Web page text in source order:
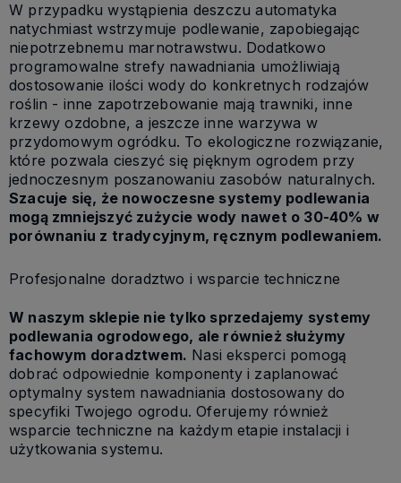
W przypadku wystąpienia deszczu automatyka
natychmiast wstrzymuje podlewanie, zapobiegając
niepotrzebnemu marnotrawstwu. Dodatkowo
programowalne strefy nawadniania umożliwiają
dostosowanie ilości wody do konkretnych rodzajów
roślin - inne zapotrzebowanie mają trawniki, inne
krzewy ozdobne, a jeszcze inne warzywa w
przydomowym ogródku. To ekologiczne rozwiązanie,
które pozwala cieszyć się pięknym ogrodem przy
jednoczesnym poszanowaniu zasobów naturalnych.
Szacuje się, że nowoczesne systemy podlewania
mogą zmniejszyć zużycie wody nawet o 30-40% w
porównaniu z tradycyjnym, ręcznym podlewaniem.
Profesjonalne doradztwo i wsparcie techniczne
W naszym sklepie nie tylko sprzedajemy systemy
podlewania ogrodowego, ale również służymy
fachowym doradztwem. Nasi eksperci pomogą
dobrać odpowiednie komponenty i zaplanować
optymalny system nawadniania dostosowany do
specyfiki Twojego ogrodu. Oferujemy również
wsparcie techniczne na każdym etapie instalacji i
użytkowania systemu.